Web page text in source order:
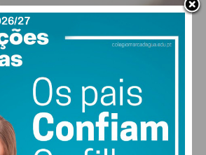
PAÇOS DE FERREIRA
clear sky
MAX 29 • MIN 29
26 29 ° 30 °